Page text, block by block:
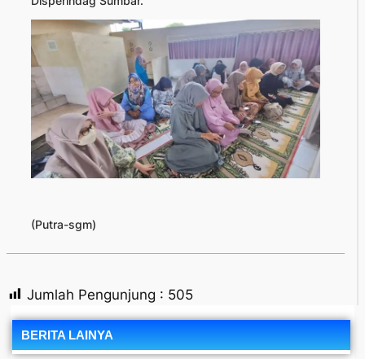
(Putra-sgm)
Jumlah Pengunjung : 505
BERITA LAINYA